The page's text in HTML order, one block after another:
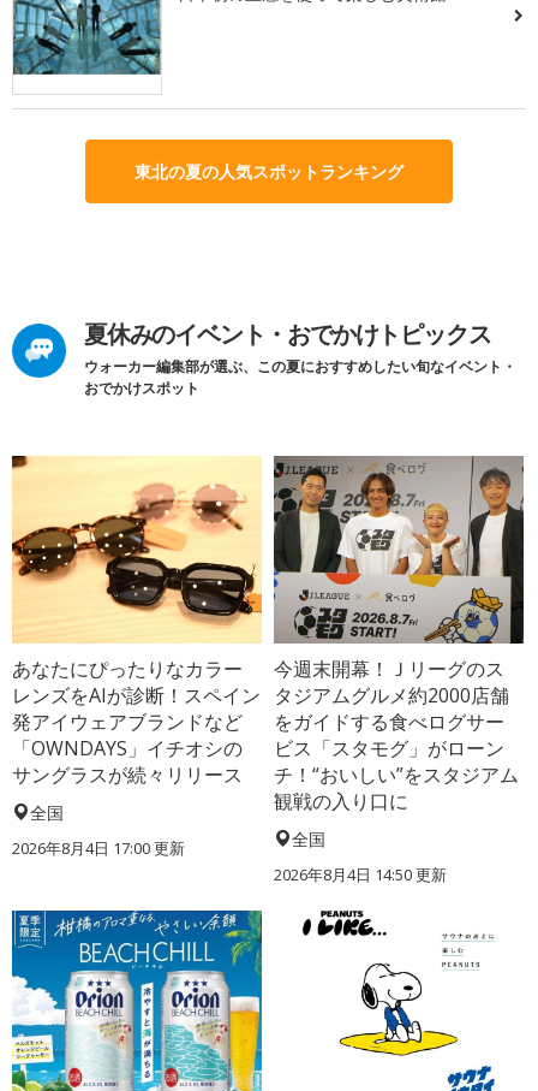
東北の夏の人気スポットランキング
夏休みのイベント・おでかけトピックス
ウォーカー編集部が選ぶ、この夏におすすめしたい旬なイベント・
おでかけスポット
あなたにぴったりなカラー
レンズをAIが診断！スペイン
発アイウェアブランドなど
「OWNDAYS」イチオシの
サングラスが続々リリース
全国
2026年8月4日 17:00更新
今週末開幕！Ｊリーグのス
タジアムグルメ約2000店舗
をガイドする食べログサー
ビス「スタモグ」がローン
チ！“おいしい”をスタジアム
観戦の入り口に
全国
2026年8月4日 14:50更新